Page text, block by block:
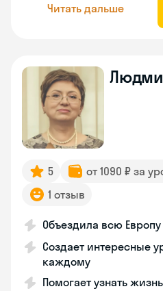
Читать дальше
5 от 1090 ₽ за
1 отзыв
Объездила всю
Создает интересные
каждому
Помогает узнать